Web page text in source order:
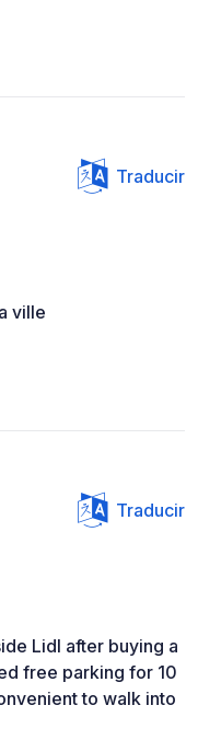
Traducir
ville
Traducir
Lidl after buying a
free parking for 10
to walk into